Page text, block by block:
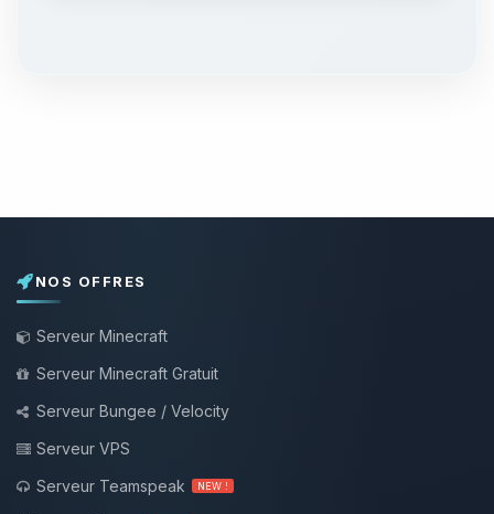
NOS OFFRES
Serveur Minecraft
Serveur Minecraft Gratuit
Serveur Bungee / Velocity
Serveur VPS
Serveur Teamspeak
NEW !